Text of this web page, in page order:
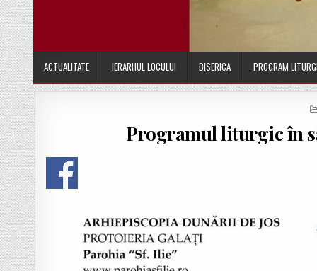
ACTUALITATE IERARHUL LOCULUI BISERICA PROGRAM
Programul liturgic în